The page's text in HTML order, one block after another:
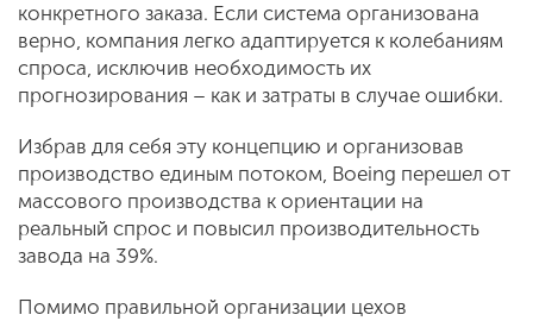
конкретного заказа. Если система организована
верно, компания легко адаптируется к колебаниям
спроса, исключив необходимость их
прогнозирования – как и затраты в случае ошибки.
Избрав для себя эту концепцию и организовав
производство единым потоком, Boeing перешел от
массового производства к ориентации на
реальный спрос и повысил производительность
завода на 39%.
Помимо правильной организации цехов